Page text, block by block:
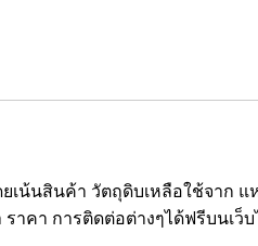
เน้นสินค้า วัตถุดิบเหลือใช้จา
าคา การติดต่อต่างๆได้ฟรีบนเว็